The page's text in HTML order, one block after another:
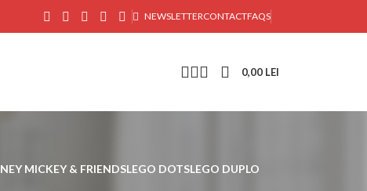
NEWSLETTERCONTACTFAQS
0,00 LEI
MICKEY & FRIENDSLEGO DOTSLEGO DUPLO